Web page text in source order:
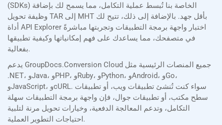
(SDKs) الخاصة بنا تُبسط عملية التكامل، مما يسمح لك بإضافة
وظيفة تحويل TAR إلى MHT بأقل جهد. بالإضافة إلى ذلك، تتيح لك
أداة API Explorer اختبار واجهة برمجة التطبيقات وتجربتها مباشرةً
في متصفحك، مما يساعدك على فهم إمكانياتها وكيفية تطبيقها
بفعالية.
يدعم GroupDocs.Conversion Cloud جميع المنصات الرئيسية مثل
.NET، وJava، وPHP، وRuby، وPython، وAndroid، وGo،
وJavaScript، وcURL. سواء كنت تُنشئ تطبيقات ويب، أو تطبيقات
سطح مكتب، أو تطبيقات جوال، فإن واجهة برمجة التطبيقات سهلة
التكامل، وتدعم المعالجة الدفعية، وخيارات تحويل مرنة لتلبية
احتياجات التطوير العملية.